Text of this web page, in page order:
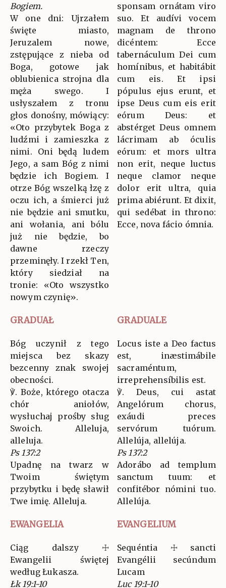
Bogiem.
W one dni: Ujrzałem
święte miasto,
Jeruzalem nowe,
zstępujące z nieba od
Boga, gotowe jak
oblubienica strojna dla
męża swego. I
usłyszałem z tronu
głos donośny, mówiący:
«Oto przybytek Boga z
ludźmi i zamieszka z
nimi. Oni będą ludem
Jego, a sam Bóg z nimi
będzie ich Bogiem. I
otrze Bóg wszelką łzę z
oczu ich, a śmierci już
nie będzie ani smutku,
ani wołania, ani bólu
już nie będzie, bo
dawne rzeczy
przeminęły. I rzekł Ten,
który siedział na
tronie: «Oto wszystko
nowym czynię».
sponsam ornátam viro
suo. Et audívi vocem
magnam de throno
dicéntem: Ecce
tabernáculum Dei cum
homínibus, et habitábit
cum eis. Et ipsi
pópulus ejus erunt, et
ipse Deus cum eis erit
eórum Deus: et
abstérget Deus omnem
lácrimam ab óculis
eórum: et mors ultra
non erit, neque luctus
neque clamor neque
dolor erit ultra, quia
prima abiérunt. Et dixit,
qui sedébat in throno:
Ecce, nova fácio ómnia.
GRADUAŁ GRADUALE
Bóg uczynił z tego
miejsca bez skazy
bezcenny znak swojej
obecności.
℣. Boże, którego otacza
chór aniołów,
wysłuchaj prośby sług
Swoich. Alleluja,
alleluja.
Ps 137:2
Upadnę na twarz w
Twoim świętym
przybytku i będę sławił
Twe imię. Alleluja.
Locus iste a Deo factus
est, inæstimábile
sacraméntum,
irreprehensíbilis est.
℣. Deus, cui astat
Angelórum chorus,
exáudi preces
servórum tuórum.
Allelúja, allelúja.
Ps 137:2
Adorábo ad templum
sanctum tuum: et
confitébor nómini tuo.
Allelúja.
EWANGELIA EVANGELIUM
Ciąg dalszy ☩
Ewangelii świętej
według Łukasza.
Łk 19:1-10
Sequéntia ☩ sancti
Evangélii secúndum
Lucam
Luc 19:1-10